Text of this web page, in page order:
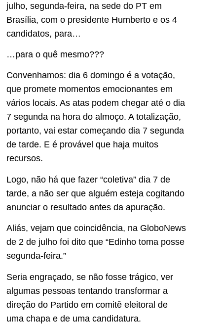
julho, segunda-feira, na sede do PT em
Brasília, com o presidente Humberto e os 4
candidatos, para…
…para o quê mesmo???
Convenhamos: dia 6 domingo é a votação,
que promete momentos emocionantes em
vários locais. As atas podem chegar até o dia
7 segunda na hora do almoço. A totalização,
portanto, vai estar começando dia 7 segunda
de tarde. E é provável que haja muitos
recursos.
Logo, não há que fazer “coletiva” dia 7 de
tarde, a não ser que alguém esteja cogitando
anunciar o resultado antes da apuração.
Aliás, vejam que coincidência, na GloboNews
de 2 de julho foi dito que “Edinho toma posse
segunda-feira.”
Seria engraçado, se não fosse trágico, ver
algumas pessoas tentando transformar a
direção do Partido em comitê eleitoral de
uma chapa e de uma candidatura.